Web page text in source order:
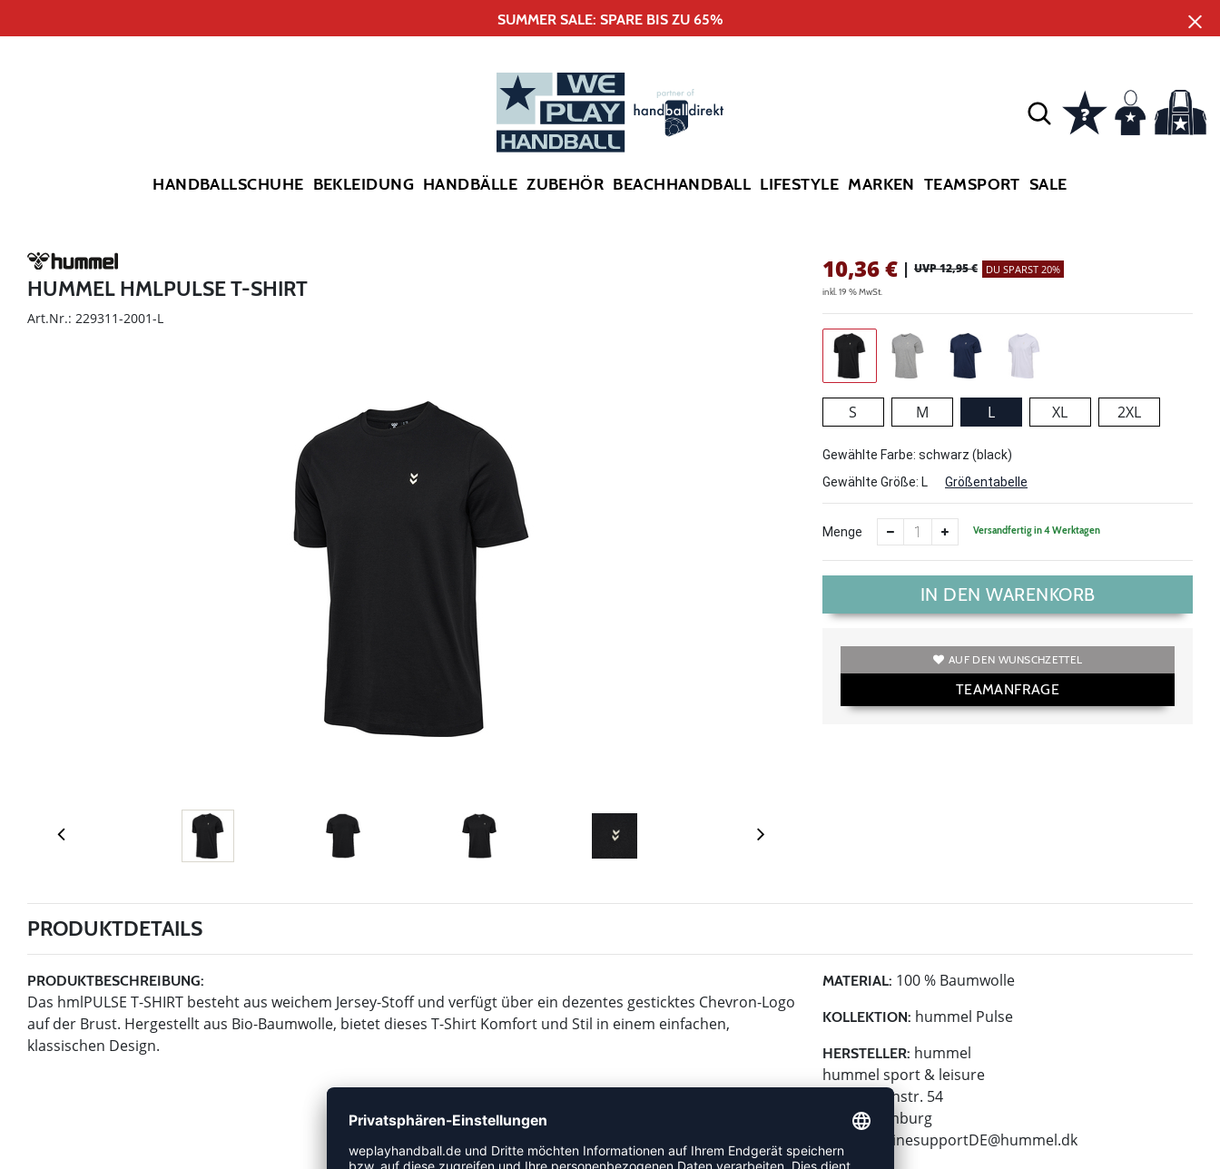
SUMMER SALE: SPARE BIS ZU 65%
HANDBALLSCHUHE BEKLEIDUNG HANDBÄLLE ZUBEHÖR BEACHHANDBALL LIFESTYLE MARKEN TEAMSPORT SALE
HUMMEL HMLPULSE T-SHIRT
Art.Nr.: 229311-2001-L
10,36€ | UVP 12,95 € DU SPARST 20%
inkl. 19 % MwSt.
S M L XL 2XL
Gewählte Farbe: schwarz (black)
Gewählte Größe: L Größentabelle
Menge Versandfertig in 4 Werktagen
IN DEN WARENKORB
AUF DEN WUNSCHZETTEL
TEAMANFRAGE
PRODUKTDETAILS
PRODUKTBESCHREIBUNG:
Das hmlPULSE T-SHIRT besteht aus weichem Jersey-Stoff und verfügt über ein dezentes gesticktes Chevron-Logo
auf der Brust. Hergestellt aus Bio-Baumwolle, bietet dieses T-Shirt Komfort und Stil in einem einfachen,
klassischen Design.
MATERIAL: 100 % Baumwolle
KOLLEKTION: hummel Pulse
HERSTELLER: hummel
hummel sport & leisure
Leverkusenstr. 54
22761 Hamburg
onlinesupportDE@hummel.dk